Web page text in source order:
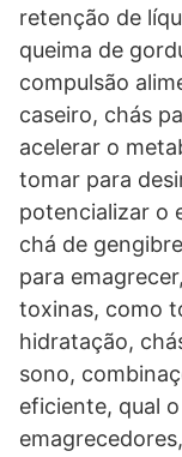
retenção de
queima de
compulsão
caseiro, chás
acelerar o
tomar para
potencializar o
chá de
para
toxinas, como
hidratação,
sono,
eficiente, qual